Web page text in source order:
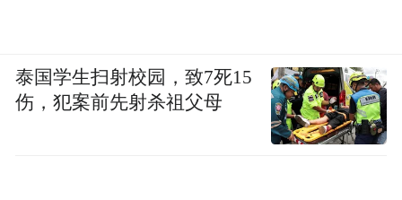
“15分钟品质文化生活圈”在吉林不是抽象的
泰国学生扫射校园，致7死15
伤，犯案前先射杀祖父母